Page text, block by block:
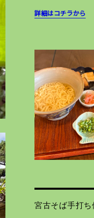
詳細はコチラから
宮古そば手打